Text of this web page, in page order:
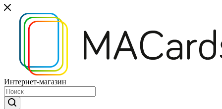
Интернет-магазин